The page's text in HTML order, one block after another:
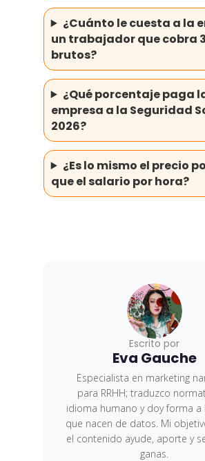
¿Cuánto le cuesta a la
un trabajador que cobra
brutos?
¿Qué porcentaje paga
empresa a la Seguridad
2026?
¿Es lo mismo el precio
que el salario por hora?
Escrito por
Eva Gauche
Especialista en marketing
para RRHH; traduzco
idioma humano y doy forma a
que nacen de datos. Mi
el contenido ayude, aporte y
ganas.